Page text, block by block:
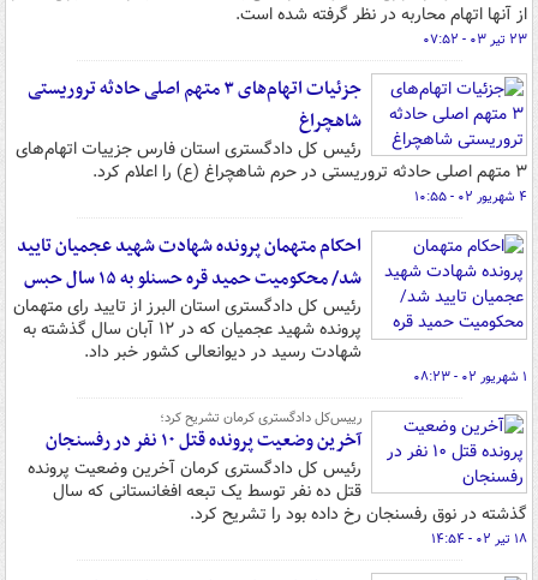
از آنها اتهام محاربه در نظر گرفته شده است.
۲۳ تیر ۰۳ - ۰۷:۵۲
جزئیات اتهام‌های ۳ متهم اصلی حادثه تروریستی
شاهچراغ
رئیس کل دادگستری استان فارس جزییات اتهام‌های
۳ متهم اصلی حادثه تروریستی در حرم شاهچراغ (ع) را اعلام کرد.
۴ شهریور ۰۲ - ۱۰:۵۵
احکام متهمان پرونده شهادت شهید عجمیان تایید
شد/ محکومیت حمید قره حسنلو به ۱۵ سال حبس
رئیس کل دادگستری استان البرز از تایید رای متهمان
پرونده شهید عجمیان که در ۱۲ آبان سال گذشته به
شهادت رسید در دیوانعالی کشور خبر داد.
۱ شهریور ۰۲ - ۰۸:۲۳
رییس‌کل دادگستری کرمان تشریح کرد؛
آخرین وضعیت پرونده قتل ۱۰ نفر در رفسنجان
رئیس کل دادگستری کرمان آخرین وضعیت پرونده
قتل ده نفر توسط یک تبعه افغانستانی که سال
گذشته در نوق رفسنجان رخ داده بود را تشریح کرد.
۱۸ تیر ۰۲ - ۱۴:۵۴